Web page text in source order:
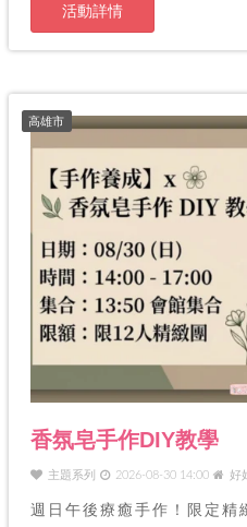
活動詳情
高雄市
香氛皂手作DIY教學
主題系列 2026-08-30 14:00 好
週日午後療癒手作！限定精